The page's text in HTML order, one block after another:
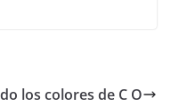
los colores de C O